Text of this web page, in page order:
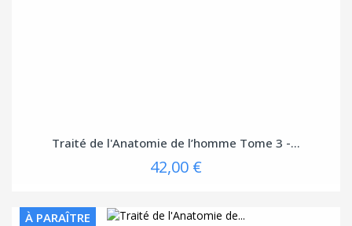
Traité de l'Anatomie de l’homme Tome 3 -...
42,00 €
À PARAÎTRE